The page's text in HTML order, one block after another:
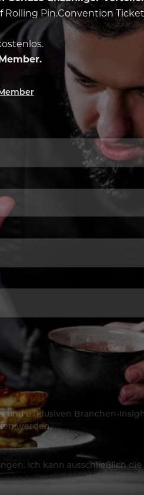
Pin.Convention
und exklusiven Branchen-
werden.
Ich kann ausschließlich